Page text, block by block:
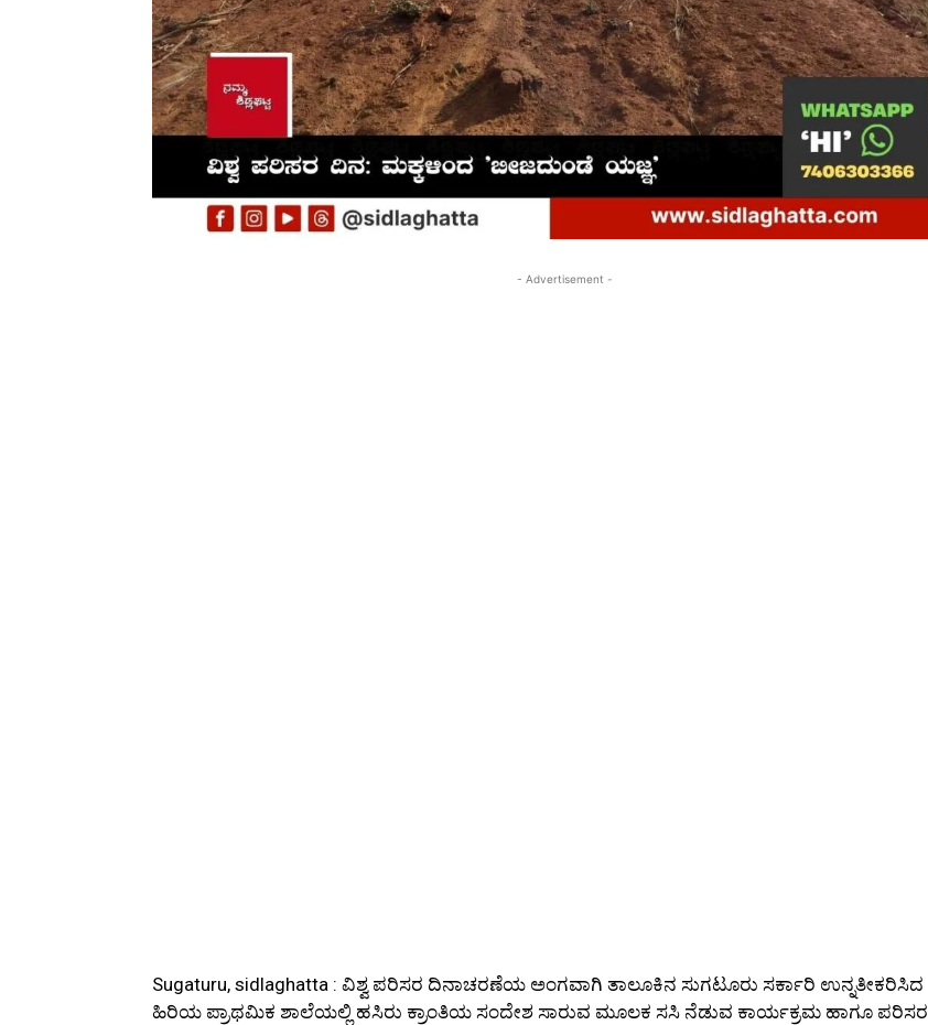
- Advertisement -
Sugaturu, sidlaghatta : ವಿಶ್ವ ಪರಿಸರ ದಿನಾಚರಣೆಯ ಅಂಗವಾಗಿ ತಾಲೂಕಿನ ಸುಗಟೂರು ಸರ್ಕಾರಿ ಉನ್ನತೀಕರಿಸಿದ
ಹಿರಿಯ ಪ್ರಾಥಮಿಕ ಶಾಲೆಯಲ್ಲಿ ಹಸಿರು ಕ್ರಾಂತಿಯ ಸಂದೇಶ ಸಾರುವ ಮೂಲಕ ಸಸಿ ನೆಡುವ ಕಾರ್ಯಕ್ರಮ ಹಾಗೂ ಪರಿಸರ